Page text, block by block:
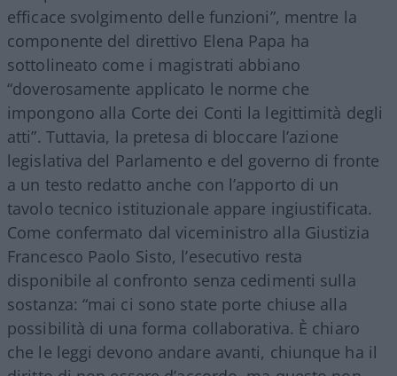
efficace svolgimento delle funzioni”, mentre la
componente del direttivo Elena Papa ha
sottolineato come i magistrati abbiano
“doverosamente applicato le norme che
impongono alla Corte dei Conti la legittimità degli
atti”. Tuttavia, la pretesa di bloccare l’azione
legislativa del Parlamento e del governo di fronte
a un testo redatto anche con l’apporto di un
tavolo tecnico istituzionale appare ingiustificata.
Come confermato dal viceministro alla Giustizia
Francesco Paolo Sisto, l’esecutivo resta
disponibile al confronto senza cedimenti sulla
sostanza: “mai ci sono state porte chiuse alla
possibilità di una forma collaborativa. È chiaro
che le leggi devono andare avanti, chiunque ha il